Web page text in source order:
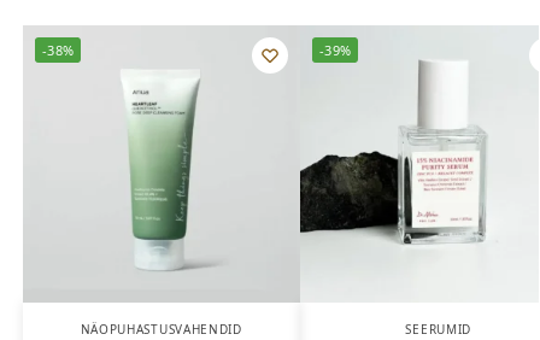
-38%
NÄOPUHASTUSVAHENDID
-39%
SEERUMID